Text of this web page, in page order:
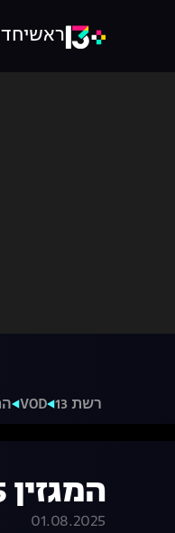
ראשי
רשת 13 VOD
המגזין 01.08.25 - התכנית המלאה
01.08.2025